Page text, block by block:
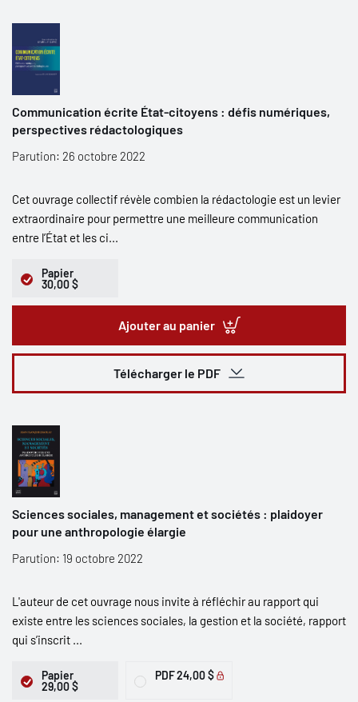
Communication écrite État-citoyens : défis numériques,
perspectives rédactologiques
Parution: 26 octobre 2022
Cet ouvrage collectif révèle combien la rédactologie est un levier
extraordinaire pour permettre une meilleure communication
entre l’État et les ci...
Papier
30,00 $
Ajouter au panier
Télécharger le PDF
Sciences sociales, management et sociétés : plaidoyer
pour une anthropologie élargie
Parution: 19 octobre 2022
L'auteur de cet ouvrage nous invite à réfléchir au rapport qui
existe entre les sciences sociales, la gestion et la société, rapport
qui s’inscrit ...
Papier
29,00 $
PDF24,00 $